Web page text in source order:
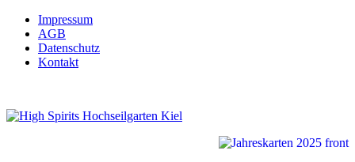
Impressum
AGB
Datenschutz
Kontakt